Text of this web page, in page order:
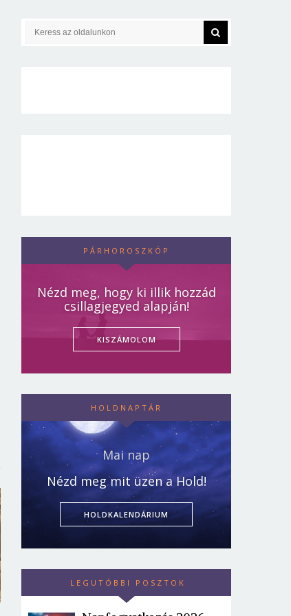
PÁRHOROSZKÓP
Nézd meg, hogy ki illik hozzád
csillagjegyed alapján!
KISZÁMOLOM
HOLDNAPTÁR
Mai nap
Nézd meg mit üzen a Hold!
HOLDKALENDÁRIUM
LEGUTÓBBI POSZTOK